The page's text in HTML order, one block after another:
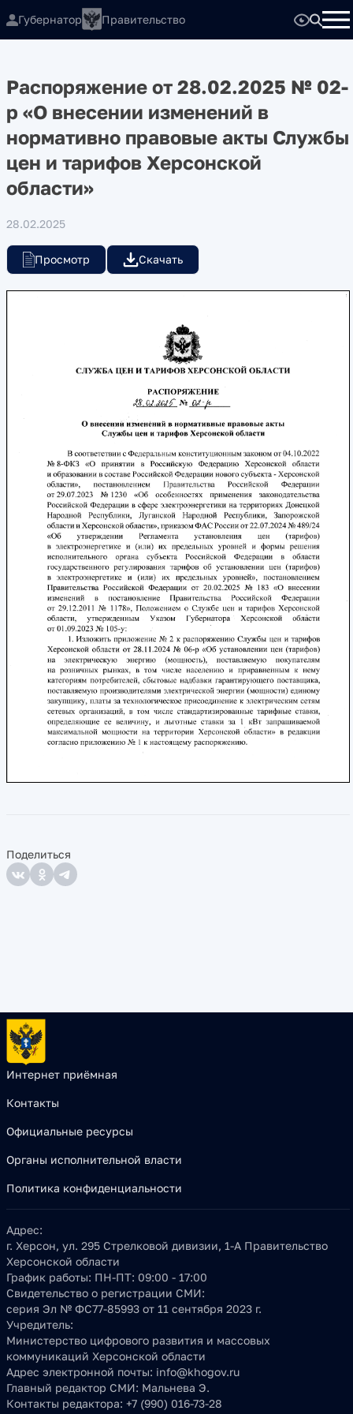
Губернатор Правительство
Распоряжение от 28.02.2025 № 02-
р «О внесении изменений в
нормативно правовые акты Службы
цен и тарифов Херсонской
области»
28.02.2025
Просмотр Скачать
Поделиться
Интернет приёмная
Контакты
Официальные ресурсы
Органы исполнительной власти
Политика конфиденциальности
Адрес:
г. Херсон, ул. 295 Стрелковой дивизии, 1-А Правительство
Херсонской области
График работы: ПН-ПТ: 09:00 - 17:00
Свидетельство о регистрации СМИ:
серия Эл № ФС77-85993 от 11 сентября 2023 г.
Учредитель:
Министерство цифрового развития и массовых
коммуникаций Херсонской области
Адрес электронной почты: info@khogov.ru
Главный редактор СМИ: Мальнева Э.
Контакты редактора: +7 (990) 016-73-28